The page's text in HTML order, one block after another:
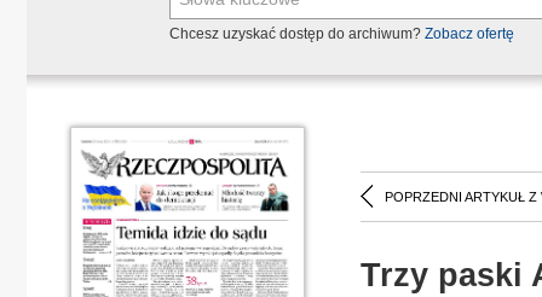
Chcesz uzyskać dostęp do archiwum? Zobacz ofertę
POPRZEDNI ARTYKUŁ Z
Trzy paski